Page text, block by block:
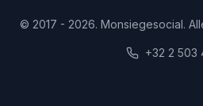
© 2017 - 2026. Monsiegesocial.
+32 2 503